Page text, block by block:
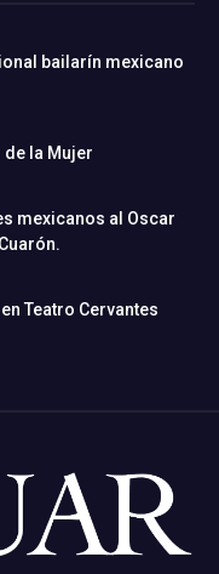
bailarín mexicano
de la Mujer
mexicanos al Oscar
Teatro Cervantes